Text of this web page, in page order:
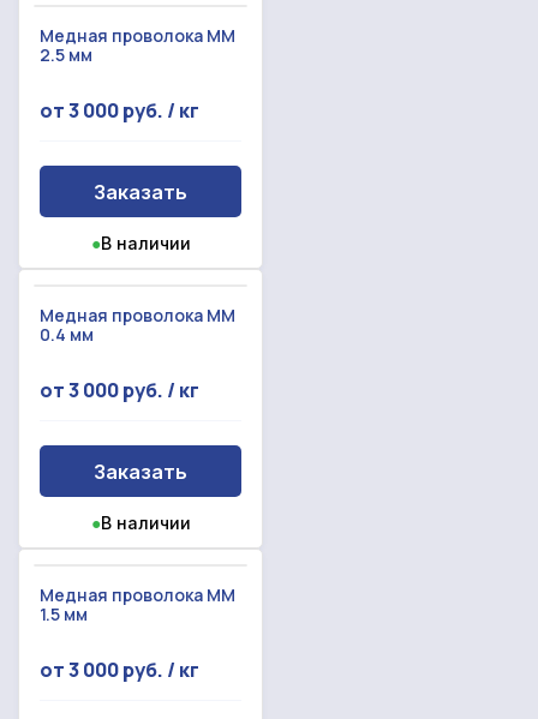
Медная проволока ММ
2.5 мм
от 3 000 руб. / кг
Заказать
●В наличии
Медная проволока ММ
0.4 мм
от 3 000 руб. / кг
Заказать
●В наличии
Медная проволока ММ
1.5 мм
от 3 000 руб. / кг